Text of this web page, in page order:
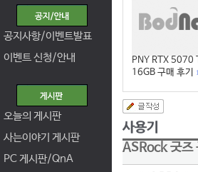
공지사항/이벤트발표
이벤트 신청/안내
오늘의 게시판
사는이야기 게시판
PC 게시판/QnA
PNY RTX 5070
16GB 구매 후기
1
ASRock 굿즈